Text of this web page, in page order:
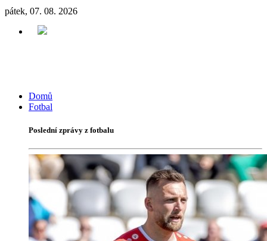
pátek, 07. 08. 2026
Domů
Fotbal
Poslední zprávy z fotbalu